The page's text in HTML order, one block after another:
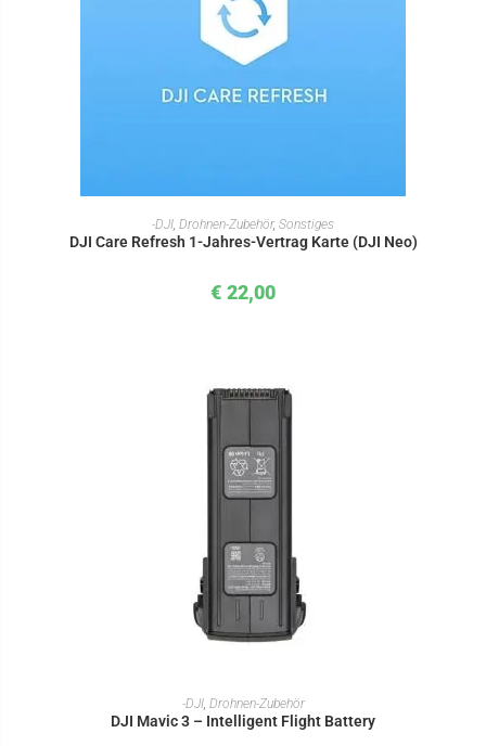
IN DEN WARENKORB
-DJI Drohnen-Zubehör, Sonstiges
DJI Care Refresh 1-Jahres-Vertrag Karte (DJI Neo)
€ 22,00
IN DEN WARENKORB
-DJI, Drohnen-Zubehör
DJI Mavic 3 – Intelligent Flight Battery